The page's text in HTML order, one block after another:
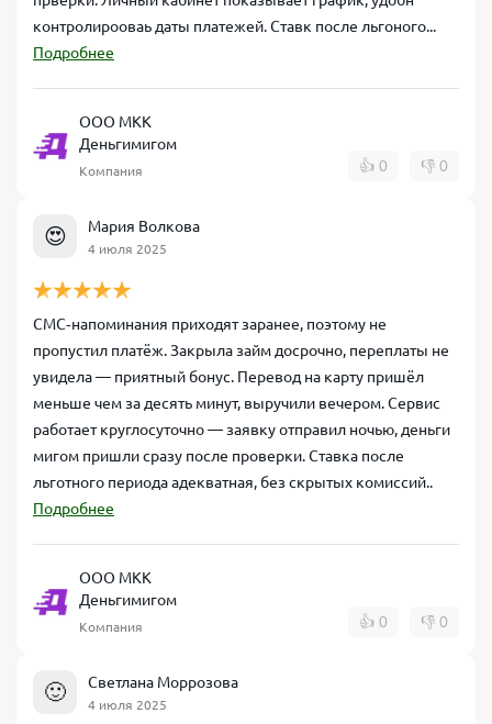
контролирооваь даты платежей. Ставк после льгоного...
Подробнее
ООО МКК
Деньгимигом
Компания 👍 0 👎 0
😍 Мария Волкова
4 июля 2025
СМС‑напоминания приходят заранее, поэтому не
пропустил платёж. Закрыла займ досрочно, переплаты не
увидела — приятный бонус. Перевод на карту пришёл
меньше чем за десять минут, выручили вечером. Сервис
работает круглосуточно — заявку отправил ночью, деньги
мигом пришли сразу после проверки. Ставка после
льготного периода адекватная, без скрытых комиссий..
Подробнее
ООО МКК
Деньгимигом
Компания 👍 0 👎 0
🙂 Светлана Моррозова
4 июля 2025